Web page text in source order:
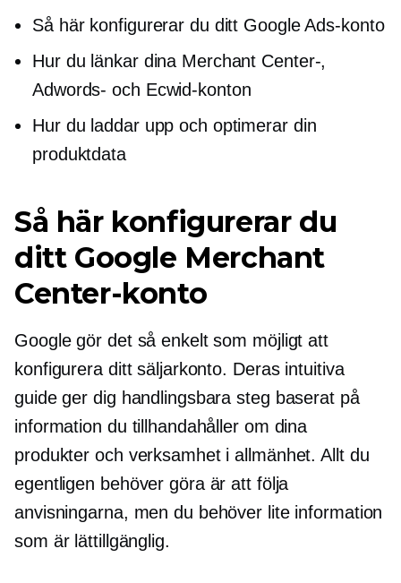
Så här konfigurerar du ditt Google Ads-konto
Hur du länkar dina Merchant Center-,
Adwords- och Ecwid-konton
Hur du laddar upp och optimerar din
produktdata
Så här konfigurerar du
ditt Google Merchant
Center-konto
Google gör det så enkelt som möjligt att
konfigurera ditt säljarkonto. Deras intuitiva
guide ger dig handlingsbara steg baserat på
information du tillhandahåller om dina
produkter och verksamhet i allmänhet. Allt du
egentligen behöver göra är att följa
anvisningarna, men du behöver lite information
som är lättillgänglig.